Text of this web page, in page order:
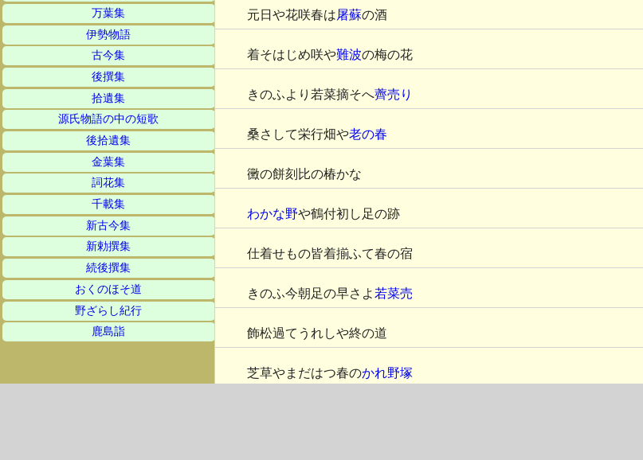
万葉集
伊勢物語
古今集
後撰集
拾遺集
源氏物語の中の短歌
後拾遺集
金葉集
詞花集
千載集
新古今集
新勅撰集
続後撰集
おくのほそ道
野ざらし紀行
鹿島詣
元日や花咲春は屠蘇の酒
着そはじめ咲や難波の梅の花
きのふより若菜摘そへ薺売り
桑さして栄行畑や老の春
黴の餅刻比の椿かな
わかな野や鶴付初し足の跡
仕着せもの皆着揃ふて春の宿
きのふ今朝足の早さよ 若菜売
飾松過てうれしや終の道
芝草やまだはつ春のかれ野塚